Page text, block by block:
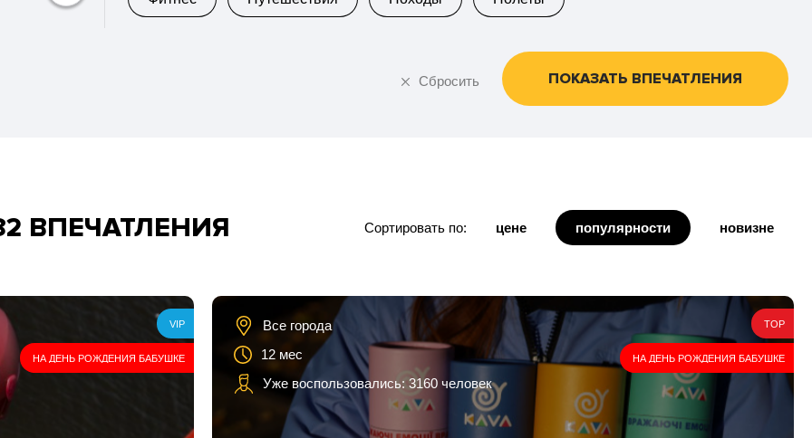
Сбросить ПОКАЗАТЬ ВПЕЧАТЛЕНИЯ
ВПЕЧАТЛЕНИЯ Сортировать по: цене популярности новизне
VIP
НА ДЕНЬ РОЖДЕНИЯ БАБУШКЕ
Все города
12 мес
Уже воспользовались: 3160 человек
TOP
НА ДЕНЬ РОЖДЕНИЯ БАБУШКЕ